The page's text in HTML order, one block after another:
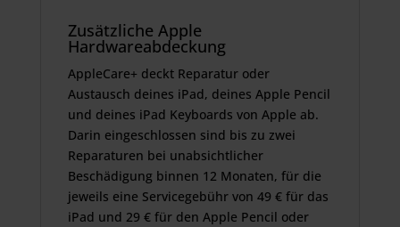
Zusätzliche Apple
Hardwareabdeckung
AppleCare+ deckt Reparatur oder
Austausch deines iPad, deines Apple Pencil
und deines iPad Keyboards von Apple ab.
Darin eingeschlossen sind bis zu zwei
Reparaturen bei unab­sichtlicher
Beschädigung binnen 12 Monaten, für die
jeweils eine Servicegebühr von 49 € für das
iPad und 29 € für den Apple Pencil oder